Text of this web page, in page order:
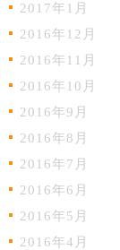
2017年1月
2016年12月
2016年11月
2016年10月
2016年9月
2016年8月
2016年7月
2016年6月
2016年5月
2016年4月